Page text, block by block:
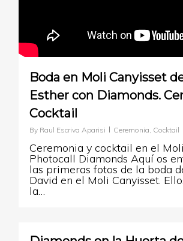
Boda en Moli Canyisset
Esther con Diamonds.
Cocktail
By Raul Escriva Aparisi Ceremonia, Cocktail
Ceremonia y cocktail en el
Photocall Diamonds Aquí os
las primeras fotos de la boda
David en el Moli Canyisset.
la…